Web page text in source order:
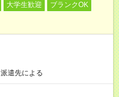
大学生歓迎
ブランクOK
遣先による